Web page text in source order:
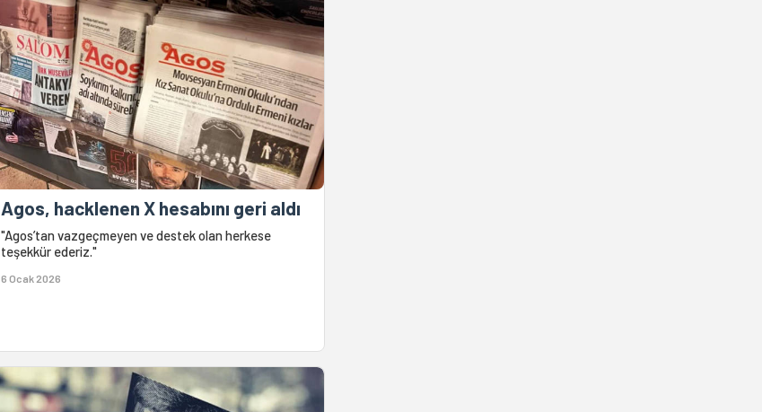
Agos, hacklenen X hesabını geri aldı
"Agos’tan vazgeçmeyen ve destek olan herkese
teşekkür ederiz."
6 Ocak 2026